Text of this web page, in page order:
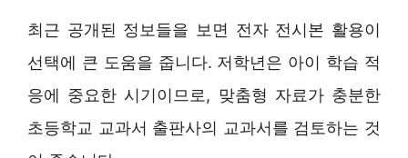
최근 공개된 정보들을 보면 전자 전시본 활용이
선택에 큰 도움을 줍니다. 저학년은 아이 학습 적
응에 중요한 시기이므로, 맞춤형 자료가 충분한
초등학교 교과서 출판사의 교과서를 검토하는 것